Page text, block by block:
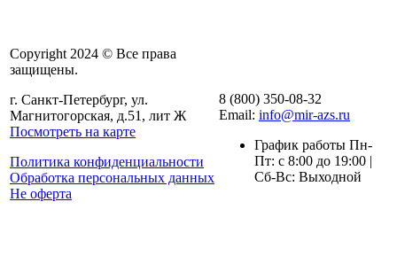
Copyright 2024 © Все права
защищены.
г. Санкт-Петербург, ул.
Магнитогорская, д.51, лит Ж
Посмотреть на карте
Политика конфиденциальности
Обработка персональных данных
Не оферта
8 (800) 350-08-32
Email: info@mir-azs.ru
График работы Пн-
Пт: с 8:00 до 19:00 |
Сб-Вс: Выходной